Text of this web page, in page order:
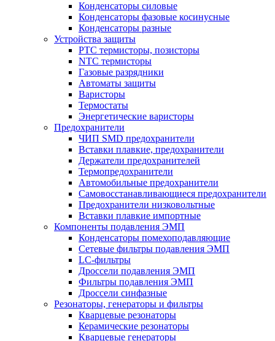
Конденсаторы силовые
Конденсаторы фазовые косинусные
Конденсаторы разные
Устройства защиты
PTC термисторы, позисторы
NTC термисторы
Газовые разрядники
Автоматы защиты
Варисторы
Термостаты
Энергетические варисторы
Предохранители
ЧИП SMD предохранители
Вставки плавкие, предохранители
Держатели предохранителей
Термопредохранители
Автомобильные предохранители
Самовосстанавливающиеся предохранители
Предохранители низковольтные
Вставки плавкие импортные
Компоненты подавления ЭМП
Конденсаторы помехоподавляющие
Сетевые фильтры подавления ЭМП
LC-фильтры
Дроссели подавления ЭМП
Фильтры подавления ЭМП
Дроссели синфазные
Резонаторы, генераторы и фильтры
Кварцевые резонаторы
Керамические резонаторы
Кварцевые генераторы